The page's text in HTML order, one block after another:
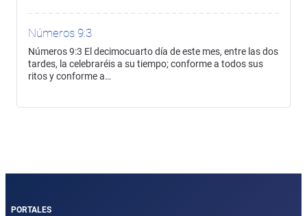
Números 9:3
Números 9:3 El decimocuarto día de este mes, entre las dos
tardes, la celebraréis a su tiempo; conforme a todos sus
ritos y conforme a…
PORTALES